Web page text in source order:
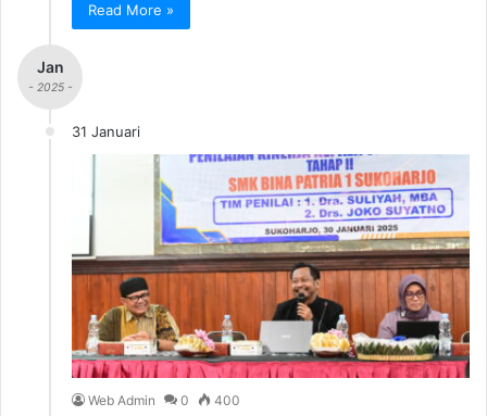
Read More »
Jan
- 2025 -
31 Januari
Web Admin 0 400